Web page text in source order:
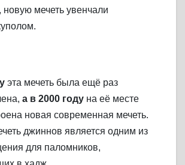
новую мечеть увенчали
эта мечеть была ещё раз
а в 2000 году на её месте
новая современная мечеть.
джиннов является одним из
для паломников,